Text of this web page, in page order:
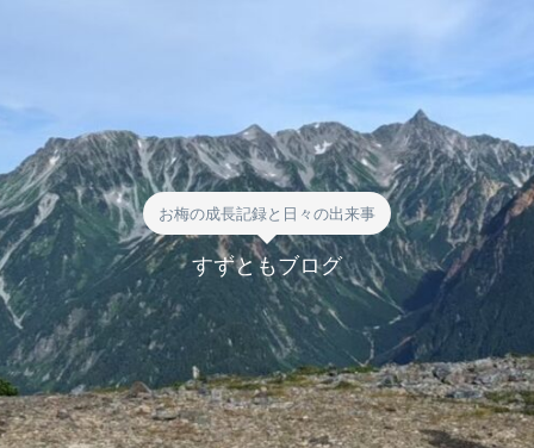
お梅の成長記録と日々の出来事
すずともブログ